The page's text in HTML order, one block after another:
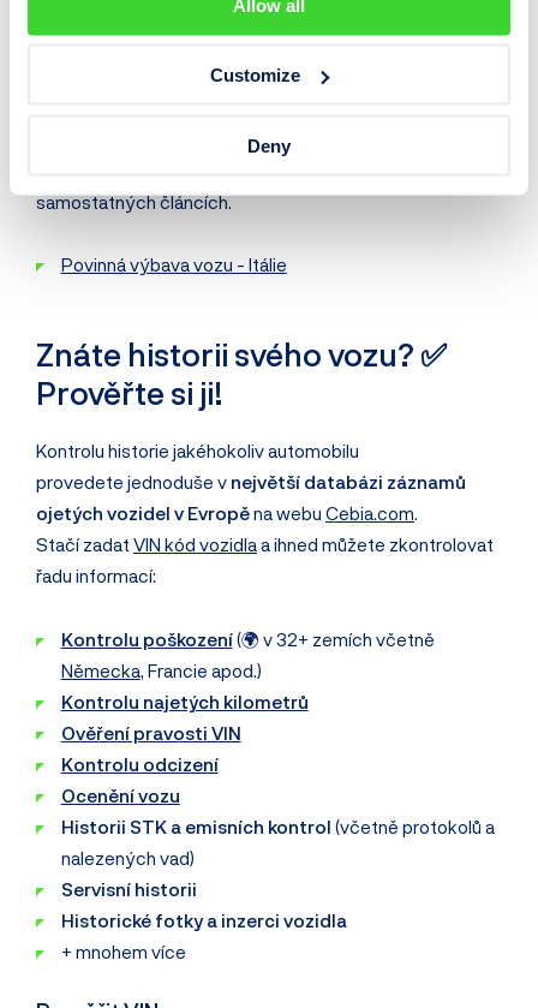
Allow all
Customize
Deny
Povinná výbava v sousedních
samostatných článcích.
Povinná výbava vozu - Itálie
Znáte historii svého vozu? ✅
Prověřte si ji!
Kontrolu historie jakéhokoliv automobilu
provedete jednoduše v největší databázi záznamů
ojetých vozidel v Evropěna webu Cebia.com.
Stačí zadat VIN kód vozidlaa ihned můžete zkontrolovat
řadu informací:
Kontrolu poškození(🌍 v 32+ zemích včetně
Německa , Francie apod.)
Kontrolu najetých kilometrů
Ověření pravosti VIN
Kontrolu odcizení
Ocenění vozu
Historii STK a emisních kontrol (včetně protokolů a
nalezených vad)
Servisní historii
Historické fotky a inzerci vozidla
+ mnohem více